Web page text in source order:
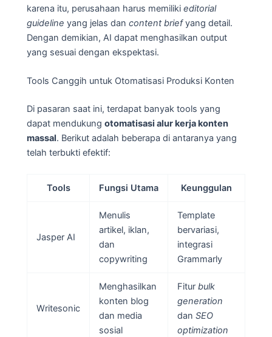
karena itu, perusahaan harus memiliki editorial
guideline yang jelas dan content briefyang detail.
Dengan demikian, AI dapat menghasilkan output
yang sesuai dengan ekspektasi.
Tools Canggih untuk Otomatisasi Produksi Konten
Di pasaran saat ini, terdapat banyak tools yang
dapat mendukung otomatisasi alur kerja konten
massal. Berikut adalah beberapa di antaranya yang
telah terbukti efektif:
Tools Fungsi Utama Keunggulan
Jasper AI
Menulis
artikel, iklan,
dan
copywriting
Template
bervariasi,
integrasi
Grammarly
Writesonic
Menghasilkan
konten blog
dan media
sosial
Fitur bulk
generation
dan SEO
optimization